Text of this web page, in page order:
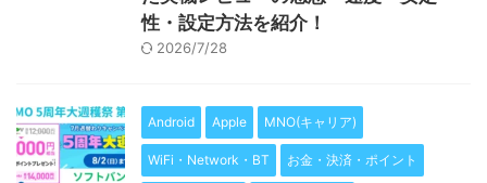
性・設定方法を紹介！
2026/7/28
Android Apple MNO(キャリア)
WiFi・Network・BT お金・決済・ポイント